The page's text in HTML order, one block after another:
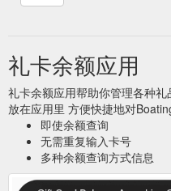
礼卡余额应用
礼卡余额应用帮助你管理各种
放在应用里 方便快捷地对
即使余额查询
无需重复输入卡号
多种余额查询方式信息